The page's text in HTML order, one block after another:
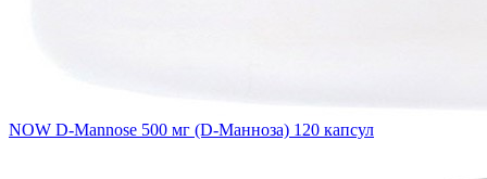
NOW D-Mannose 500 мг (D-Манноза) 120 капсул